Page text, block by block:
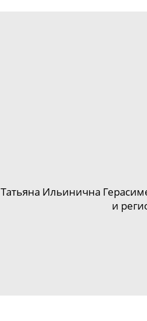
Татьяна Ильинична
и